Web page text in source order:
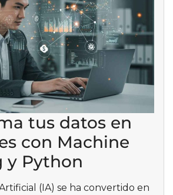
tus datos en
con Machine
y Python
(IA) se ha convertido en